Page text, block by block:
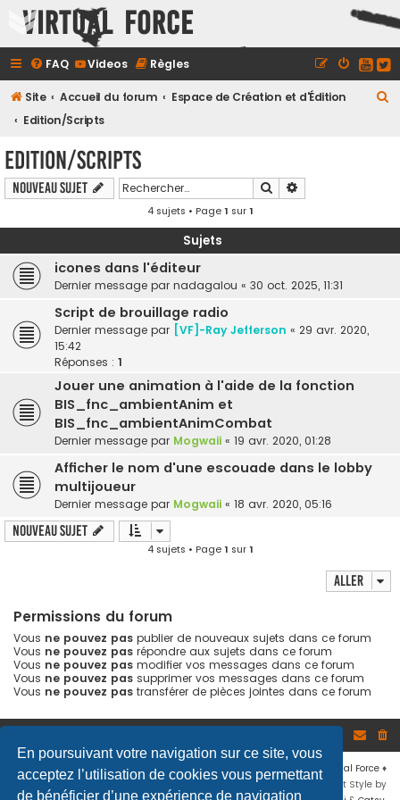
En poursuivant votre navigation sur ce site, vous
acceptez l’utilisation de cookies vous permettant
de bénéficier d’une expérience de navigation
Virtual Force
FAQ Videos Règles
Site Accueil du forum
Espace de Création et d'Édition
Edition/Scripts
h
Edition/Scripts
Nouveau sujet Rechercher
4 sujets • Page1 sur1
Sujets
icones dans l'éditeur
Dernier message par nadagalou « 30 oct. 2025, 11:31
Script de brouillage radio
Dernier message par [VF]-Ray Jefferson « 29 avr. 2020,
15:42
Réponses : 1
Jouer une animation à l'aide de la fonction
BIS_fnc_ambientAnim et
BIS_fnc_ambientAnimCombat
Dernier message par Mogwaii « 19 avr. 2020, 01:28
Afficher le nom d'une escouade dans le lobby
multijoueur
Dernier message par Mogwaii « 18 avr. 2020, 05:16
Nouveau sujet
4 sujets • Page1 sur1
Aller
Permissions du forum
Vous ne pouvez pas publier de nouveaux sujets dans ce forum
Vous ne pouvez pas répondre aux sujets dans ce forum
Vous ne pouvez pas modifier vos messages dans ce forum
Vous ne pouvez pas supprimer vos messages dans ce forum
Vous ne pouvez pas transférer de pièces jointes dans ce forum
Développé par phpBB® Forum Software © phpBB Limited♦ © 2019Virtual Force ♦
Communauté Steam
Confidentialité
Flat Style by